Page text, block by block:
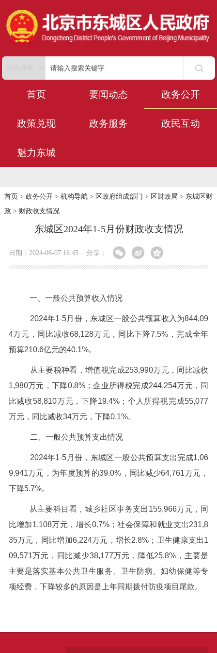
首页 要闻动态 政务公开
政策兑现 政务服务 政民互动
魅力东城
首页 > 政务公开> 机构导航 > 区政府组成部门 > 区财政局 > 东城区财
政 > 财政收支情况
东城区2024年1-5月份财政收支情况
日期：2024-06-07 16:45 分享：
一、一般公共预算收入情况
2024年1-5月份，东城区一般公共预算收入为844,09
4万元，同比减收68,128万元，同比下降7.5%，完成全年
预算210.6亿元的40.1%。
从主要税种看，增值税完成253,990万元，同比减收
1,980万元，下降0.8%；企业所得税完成244,254万元，同
比减收58,810万元，下降19.4%；个人所得税完成55,077
万元，同比减收34万元，下降0.1%。
二、一般公共预算支出情况
2024年1-5 月份，东城区一般公共预算支出完成1,06
9,941万元，为年度预算的39.0% ，同比减少64,761万元，
下降5.7%。
从主要科目看，城乡社区事务支出 155,966万元，同
比增加1,108万元，增长0.7%；社会保障和就业支出231,8
35万元，同比增加6,224万元，增长2.8%；卫生健康支出1
09,571万元，同比减少38,177万元，降低25.8%，主要是
主要是落实基本公共卫生服务、卫生防病、妇幼保健等专
项经费，下降较多的原因是上年同期拨付防疫项目尾款。